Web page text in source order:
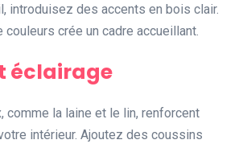
introduisez des accents en bois clair.
couleurs crée un cadre accueillant.
éclairage
comme la laine et le lin, renforcent
intérieur. Ajoutez des coussins